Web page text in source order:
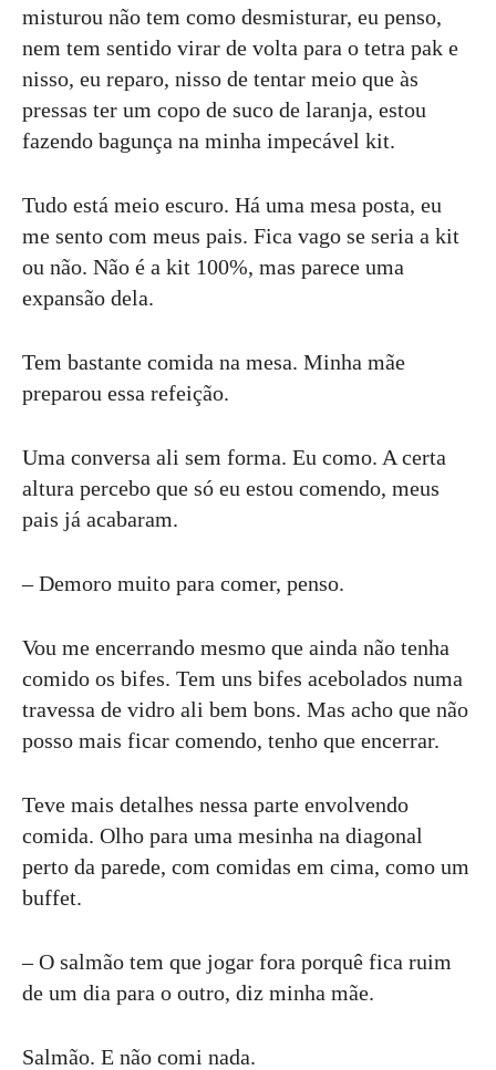
misturou não tem como desmisturar, eu penso,
nem tem sentido virar de volta para o tetra pak e
nisso, eu reparo, nisso de tentar meio que às
pressas ter um copo de suco de laranja, estou
fazendo bagunça na minha impecável kit.
Tudo está meio escuro. Há uma mesa posta, eu
me sento com meus pais. Fica vago se seria a kit
ou não. Não é a kit 100%, mas parece uma
expansão dela.
Tem bastante comida na mesa. Minha mãe
preparou essa refeição.
Uma conversa ali sem forma. Eu como. A certa
altura percebo que só eu estou comendo, meus
pais já acabaram.
– Demoro muito para comer, penso.
Vou me encerrando mesmo que ainda não tenha
comido os bifes. Tem uns bifes acebolados numa
travessa de vidro ali bem bons. Mas acho que não
posso mais ficar comendo, tenho que encerrar.
Teve mais detalhes nessa parte envolvendo
comida. Olho para uma mesinha na diagonal
perto da parede, com comidas em cima, como um
buffet.
– O salmão tem que jogar fora porquê fica ruim
de um dia para o outro, diz minha mãe.
Salmão. E não comi nada.